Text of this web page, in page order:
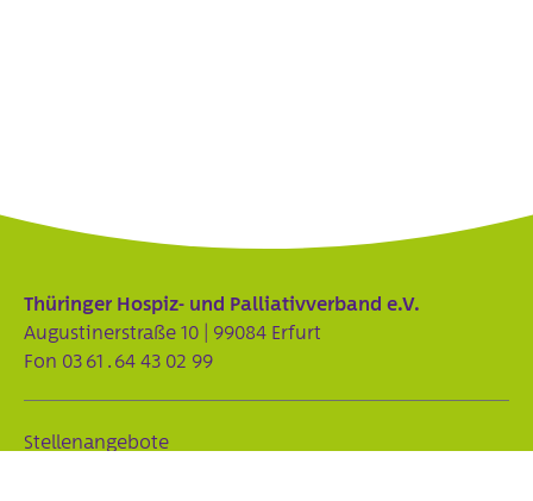
Stellenangebote
Thüringer Hospiz- und Palliativverband e.V.
Augustinerstraße 10 | 99084 Erfurt
Fon 03 61 . 64 43 02 99